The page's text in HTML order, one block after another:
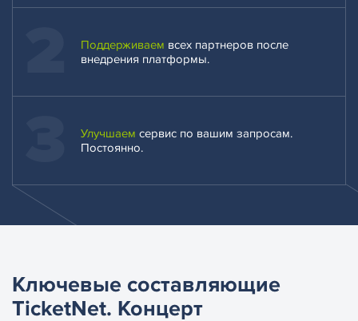
Поддерживаем всех партнеров после
внедрения платформы.
Улучшаем сервис по вашим запросам.
Постоянно.
Ключевые составляющие
TicketNet. Концерт